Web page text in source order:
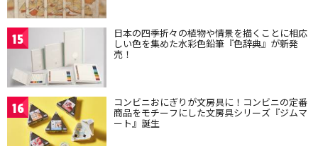
15 日本の四季折々の植物や情景を描くことに相応
しい色を集めた水彩色鉛筆『色辞典』が新発
売！
16 コンビニおにぎりが文房具に！コンビニの定番
商品をモチーフにした文房具シリーズ『ジムマ
ート』誕生